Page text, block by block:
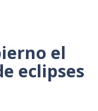
el
eclipses